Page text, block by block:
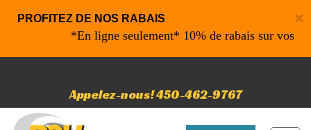
×
PROFITEZ DE NOS RABAIS
*En ligne seulement* 10% de rabais sur vos
Appelez-nous! 450-462-9767